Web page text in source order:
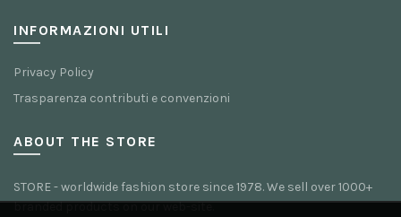
INFORMAZIONI UTILI
Privacy Policy
Trasparenza contributi e convenzioni
ABOUT THE STORE
STORE - worldwide fashion store since 1978. We sell over 1000+
branded products on our web-site.